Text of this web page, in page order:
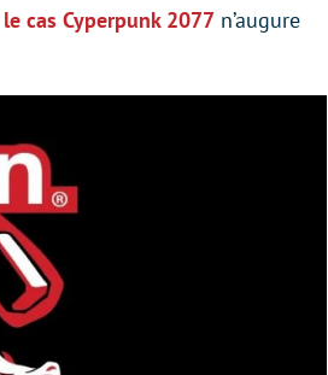
le cas Cyperpunk 2077 n’augure